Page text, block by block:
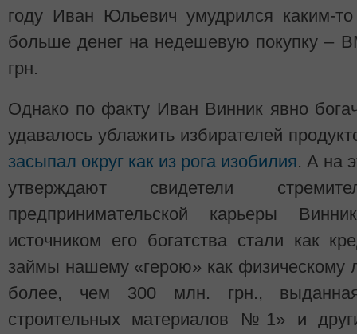
году Иван Юльевич умудрился каким-
больше денег на недешевую покупку –
грн.
Однако по факту Иван Винник явно
удавалось ублажить избирателей
засыпал округ как из рога изобилия. А на
утверждают свидетели
предпринимательской карьеры
источником его богатства стали как
займы нашему «герою» как физическому
более, чем 300 млн. грн.,
строительных материалов №1» и